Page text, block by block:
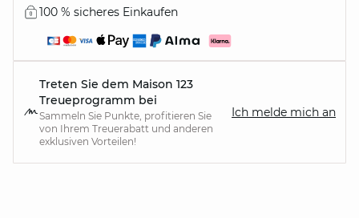
100 % sicheres Einkaufen
Treten Sie dem Maison 123
Treueprogramm bei
Sammeln Sie Punkte, profitieren Sie
von Ihrem Treuerabatt und anderen
exklusiven Vorteilen!
Ich melde mich an